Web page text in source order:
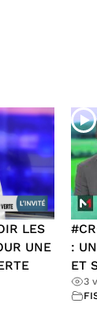
LES
UNE
:
ET
3